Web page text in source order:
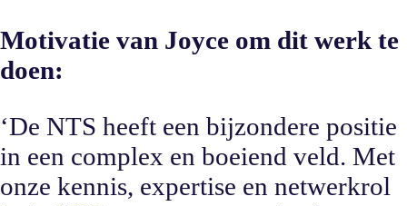
Motivatie van Joyce om dit werk te
doen:
‘De NTS heeft een bijzondere positie
in een complex en boeiend veld. Met
onze kennis, expertise en netwerkrol